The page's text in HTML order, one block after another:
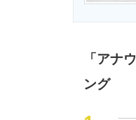
「アナ
ング